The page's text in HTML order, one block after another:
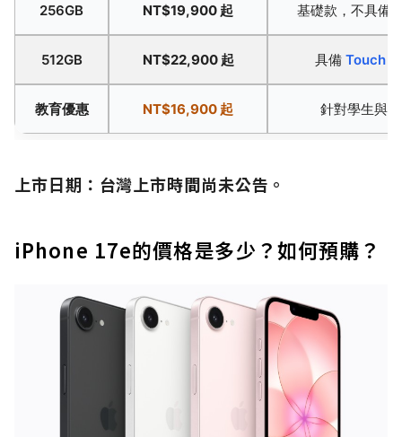
256GB NT$19,900 起 基礎款，不具備
512GB NT$22,900 起 具備 Touch ID
教育優惠 NT$16,900 起 針對學生與
上市日期：台灣上市時間尚未公告。
iPhone 17e的價格是多少？如何預購？